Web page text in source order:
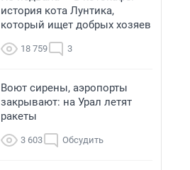
история кота Лунтика,
который ищет добрых хозяев
18 759 3
Воют сирены, аэропорты
закрывают: на Урал летят
ракеты
3 603 Обсудить